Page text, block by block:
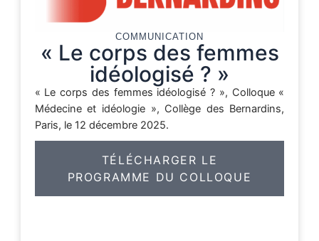
COMMUNICATION
« Le corps des femmes
idéologisé ? »
« Le corps des femmes idéologisé ? », Colloque «
Médecine et idéologie », Collège des Bernardins,
Paris, le 12 décembre 2025.
TÉLÉCHARGER LE
PROGRAMME DU COLLOQUE